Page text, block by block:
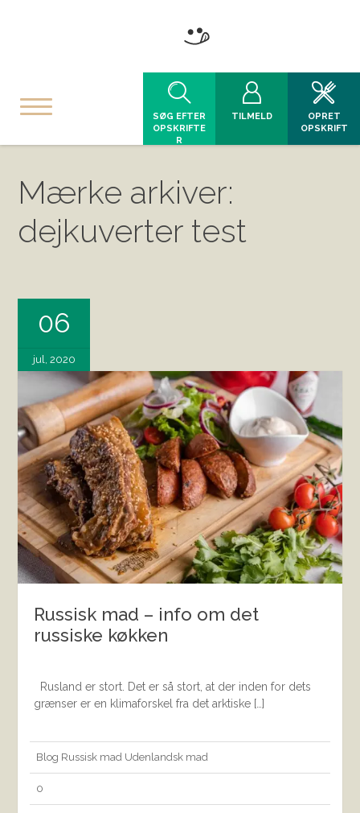
SØG EFTER
OPSKRIFTE
R
TILMELD
OPRET
OPSKRIFT
Mærke arkiver:
dejkuverter test
06
jul, 2020
Russisk mad – info om det
russiske køkken
Rusland er stort. Det er så stort, at der inden for dets
grænser er en klimaforskel fra det arktiske […]
Blog Russisk mad Udenlandsk mad
0